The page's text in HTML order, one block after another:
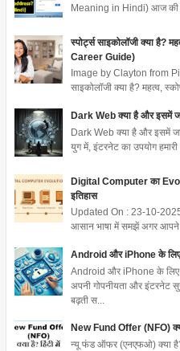
Meaning in Hindi) आज की
स्पोर्ट्स साइकोलॉजी क्या
Career Guide)
Image by Clayton from
साइकोलॉजी क्या है? महत्व,
Dark Web क्या है और इसमें
Dark Web क्या है और इसमें
युग में, इंटरनेट का उपयोग
Digital Computer का
इतिहास
Updated On : 23-10-
आसान भाषा में समझें अगर
Android और iPhone के
Android और iPhone के
अपनी गोपनीयता और इंटरनेट
बढ़ती स...
New Fund Offer (NFO)
न्यू फंड ऑफर (एनएफओ) क्या